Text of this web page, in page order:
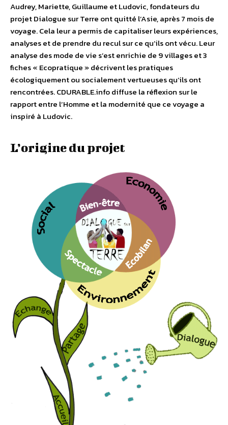
Audrey, Mariette, Guillaume et Ludovic, fondateurs du
projet Dialogue sur Terre ont quitté l’Asie, après 7 mois de
voyage. Cela leur a permis de capitaliser leurs expériences,
analyses et de prendre du recul sur ce qu’ils ont vécu. Leur
analyse des mode de vie s’est enrichie de 9 villages et 3
fiches « Ecopratique » décrivent les pratiques
écologiquement ou socialement vertueuses qu’ils ont
rencontrées. CDURABLE.info diffuse la réflexion sur le
rapport entre l’Homme et la modernité que ce voyage a
inspiré à Ludovic.
L’origine du projet